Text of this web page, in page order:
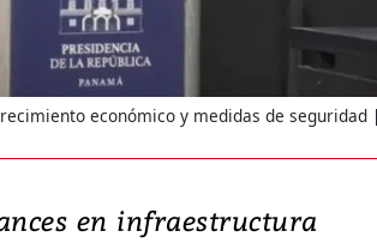
económico y medidas de seguridad
en infraestructura
Un fuerte terremoto de magnitud
7,1 se registró este martes 28 de
julio en la prefectura de Kumamoto,
al sur de Japón, provocando una
emergencia de gran...